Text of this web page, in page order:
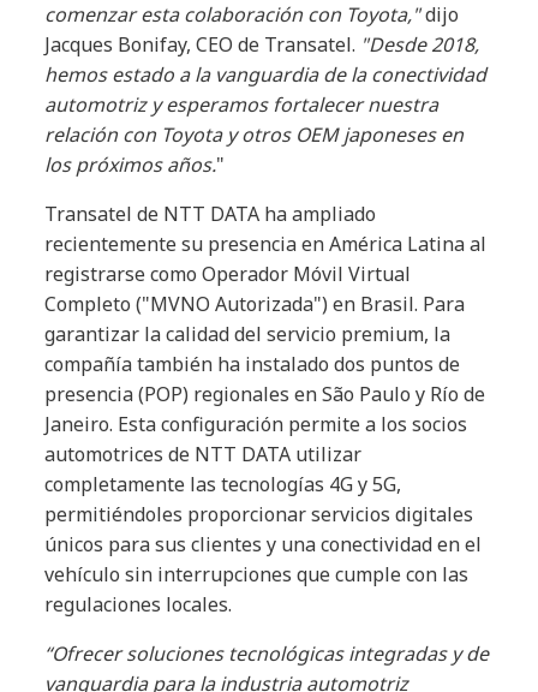
comenzar esta colaboración con Toyota,"dijo
Jacques Bonifay, CEO de Transatel. "Desde 2018,
hemos estado a la vanguardia de la conectividad
automotriz y esperamos fortalecer nuestra
relación con Toyota y otros OEM japoneses en
los próximos años."
Transatel de NTT DATA ha ampliado
recientemente su presencia en América Latina al
registrarse como Operador Móvil Virtual
Completo ("MVNO Autorizada") en Brasil. Para
garantizar la calidad del servicio premium, la
compañía también ha instalado dos puntos de
presencia (POP) regionales en São Paulo y Río de
Janeiro. Esta configuración permite a los socios
automotrices de NTT DATA utilizar
completamente las tecnologías 4G y 5G,
permitiéndoles proporcionar servicios digitales
únicos para sus clientes y una conectividad en el
vehículo sin interrupciones que cumple con las
regulaciones locales.
“Ofrecer soluciones tecnológicas integradas y de
vanguardia para la industria automotriz